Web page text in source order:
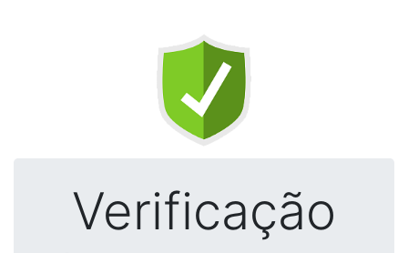
Verificação